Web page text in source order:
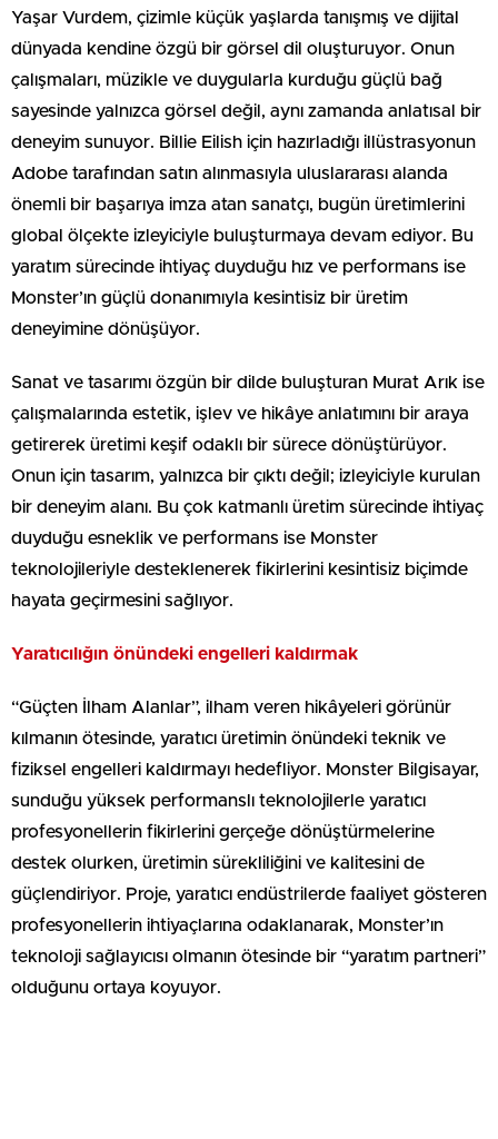
Yaşar Vurdem, çizimle küçük yaşlarda tanışmış ve dijital
dünyada kendine özgü bir görsel dil oluşturuyor. Onun
çalışmaları, müzikle ve duygularla kurduğu güçlü bağ
sayesinde yalnızca görsel değil, aynı zamanda anlatısal bir
deneyim sunuyor. Billie Eilish için hazırladığı illüstrasyonun
Adobe tarafından satın alınmasıyla uluslararası alanda
önemli bir başarıya imza atan sanatçı, bugün üretimlerini
global ölçekte izleyiciyle buluşturmaya devam ediyor. Bu
yaratım sürecinde ihtiyaç duyduğu hız ve performans ise
Monster’ın güçlü donanımıyla kesintisiz bir üretim
deneyimine dönüşüyor.
Sanat ve tasarımı özgün bir dilde buluşturan Murat Arık ise
çalışmalarında estetik, işlev ve hikâye anlatımını bir araya
getirerek üretimi keşif odaklı bir sürece dönüştürüyor.
Onun için tasarım, yalnızca bir çıktı değil; izleyiciyle kurulan
bir deneyim alanı. Bu çok katmanlı üretim sürecinde ihtiyaç
duyduğu esneklik ve performans ise Monster
teknolojileriyle desteklenerek fikirlerini kesintisiz biçimde
hayata geçirmesini sağlıyor.
Yaratıcılığın önündeki engelleri kaldırmak
“Güçten İlham Alanlar”, ilham veren hikâyeleri görünür
kılmanın ötesinde, yaratıcı üretimin önündeki teknik ve
fiziksel engelleri kaldırmayı hedefliyor. Monster Bilgisayar,
sunduğu yüksek performanslı teknolojilerle yaratıcı
profesyonellerin fikirlerini gerçeğe dönüştürmelerine
destek olurken, üretimin sürekliliğini ve kalitesini de
güçlendiriyor. Proje, yaratıcı endüstrilerde faaliyet gösteren
profesyonellerin ihtiyaçlarına odaklanarak, Monster’ın
teknoloji sağlayıcısı olmanın ötesinde bir “yaratım partneri”
olduğunu ortaya koyuyor.